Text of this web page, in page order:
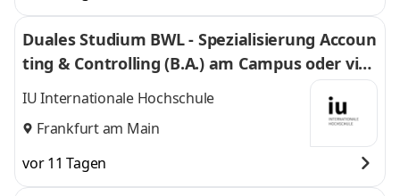
Duales Studium BWL - Spezialisierung Accoun
ting & Controlling (B.A.) am Campus oder virt
uell
IU Internationale Hochschule
Frankfurt am Main
vor 11 Tagen